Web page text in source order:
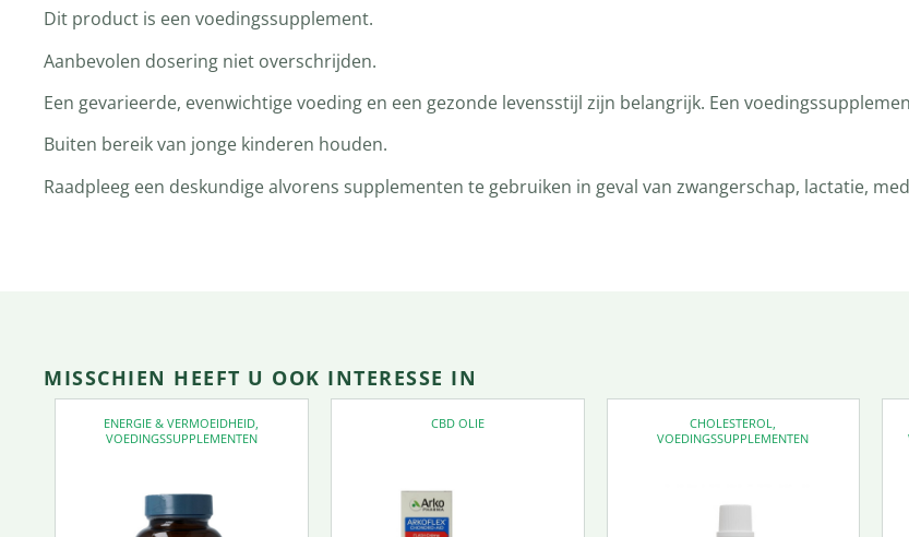
Dit product is een voedingssupplement.
Aanbevolen dosering niet overschrijden.
Een gevarieerde, evenwichtige voeding en een gezonde levensstijl zijn belangrijk. Een
Buiten bereik van jonge kinderen houden.
Raadpleeg een deskundige alvorens supplementen te gebruiken in geval van zwangerschap, lactatie,
MISSCHIEN HEEFT U OOK INTERESSE IN
ENERGIE & VERMOEIDHEID,
VOEDINGSSUPPLEMENTEN
CBD OLIE CHOLESTEROL,
VOEDINGSSUPPLEMENTEN